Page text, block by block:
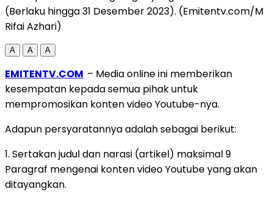
(Berlaku hingga 31 Desember 2023). (Emitentv.com/M
Rifai Azhari)
A A A
EMITENTV.COM – Media online ini memberikan
kesempatan kepada semua pihak untuk
mempromosikan konten video Youtube-nya.
Adapun persyaratannya adalah sebagai berikut:
1. Sertakan judul dan narasi (artikel) maksimal 9
Paragraf mengenai konten video Youtube yang akan
ditayangkan.